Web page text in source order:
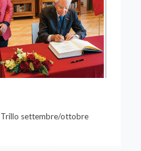
settembre/ottobre